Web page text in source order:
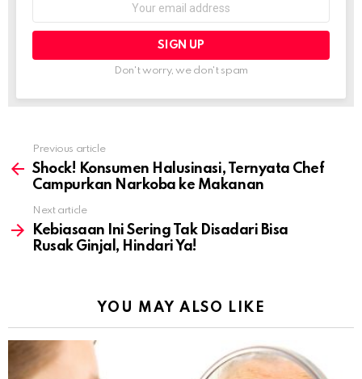
Don't worry, we don't spam
more
Previous article
Shock! Konsumen Halusinasi, Ternyata Chef
Campurkan Narkoba ke Makanan
Next article
Kebiasaan Ini Sering Tak Disadari Bisa
Rusak Ginjal, Hindari Ya!
YOU MAY ALSO LIKE